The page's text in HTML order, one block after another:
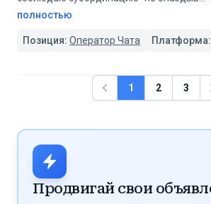
полностью
Позиция: Оператор Чата Платформа:
Предыдущая
1 2 3
Продвигай свои